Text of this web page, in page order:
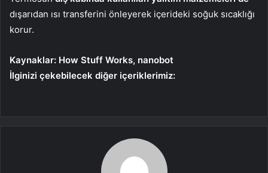
dışarıdan ısı transferini önleyerek içerideki soğuk sıcaklığı
korur.
Kaynaklar: How Stuff Works, nanobot
İlginizi çekebilecek diğer içeriklerimiz: